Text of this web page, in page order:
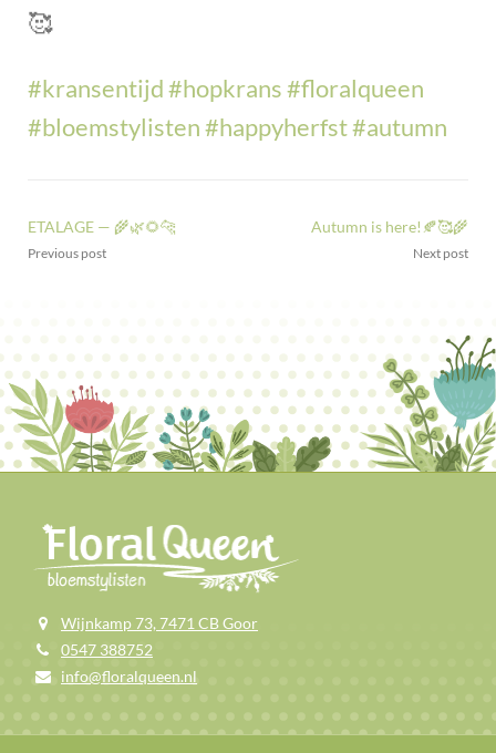
🥰
#kransentijd#hopkrans#floralqueen
#bloemstylisten#happyherfst#autumn
ETALAGE — 🌾🌿🌻🐆
Previous post
Autumn is here!🍂🥰🌾
Next post
Wijnkamp 73, 7471 CB Goor
0547 388752
info@floralqueen.nl